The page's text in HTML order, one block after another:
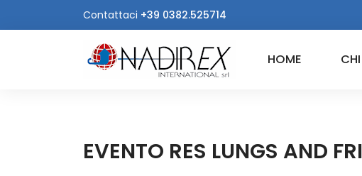
Contattaci +39 0382.525714
HOME
EVENTO RES LUNGS AND